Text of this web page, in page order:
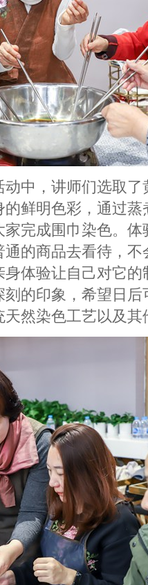
中，讲师们选取了
鲜明色彩，通过
完成围巾染色。
的商品去看待，
体验让自己对它
的印象，希望日
然染色工艺以及